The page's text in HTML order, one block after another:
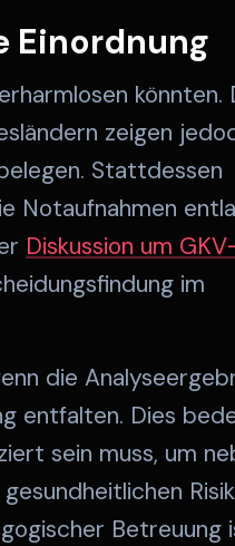
Einordnung
könnten.
zeigen
Stattdessen
Notaufnahmen
Diskussion um
im
die
entfalten. Dies
sein muss, um
Betreuung